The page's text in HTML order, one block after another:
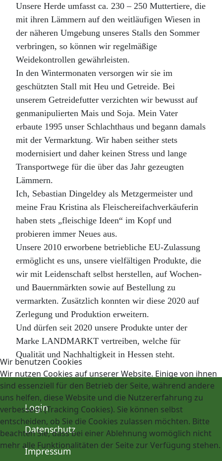
Unsere Herde umfasst ca. 230 – 250 Muttertiere, die
mit ihren Lämmern auf den weitläufigen Wiesen in
der näheren Umgebung unseres Stalls den Sommer
verbringen, so können wir regelmäßige
Weidekontrollen gewährleisten.
In den Wintermonaten versorgen wir sie im
geschützten Stall mit Heu und Getreide. Bei
unserem Getreidefutter verzichten wir bewusst auf
genmanipulierten Mais und Soja. Mein Vater
erbaute 1995 unser Schlachthaus und begann damals
mit der Vermarktung. Wir haben seither stets
modernisiert und daher keinen Stress und lange
Transportwege für die über das Jahr gezeugten
Lämmern.
Ich, Sebastian Dingeldey als Metzgermeister und
meine Frau Kristina als Fleischereifachverkäuferin
haben stets „fleischige Ideen“ im Kopf und
probieren immer Neues aus.
Unsere 2010 erworbene betriebliche EU-Zulassung
ermöglicht es uns, unsere vielfältigen Produkte, die
wir mit Leidenschaft selbst herstellen, auf Wochen-
und Bauernmärkten sowie auf Bestellung zu
vermarkten. Zusätzlich konnten wir diese 2020 auf
Zerlegung und Produktion erweitern.
Und dürfen seit 2020 unsere Produkte unter der
Marke LANDMARKT vertreiben, welche für
Qualität und Nachhaltigkeit in Hessen steht.
Login
Datenschutz
Impressum
Wir benutzen Cookies
Wir nutzen Cookies auf unserer Website. Einige von ihnen
sind essenziell für den Betrieb der Seite, während andere
uns helfen, diese Website und die Nutzererfahrung zu
verbessern (Tracking Cookies). Sie können selbst
entscheiden, ob Sie die Cookies zulassen möchten. Bitte
beachten Sie, dass bei einer Ablehnung womöglich nicht
mehr alle Funktionalitäten der Seite zur Verfügung stehen.